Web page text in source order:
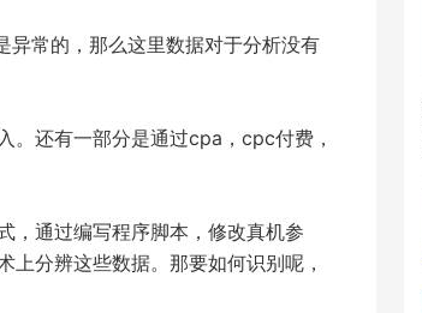
常的，那么这里数据对于分析没有
。还有一部分是通过cpa，cpc付费，
，通过编写程序脚本，修改真机参
分辨这些数据。那要如何识别呢，